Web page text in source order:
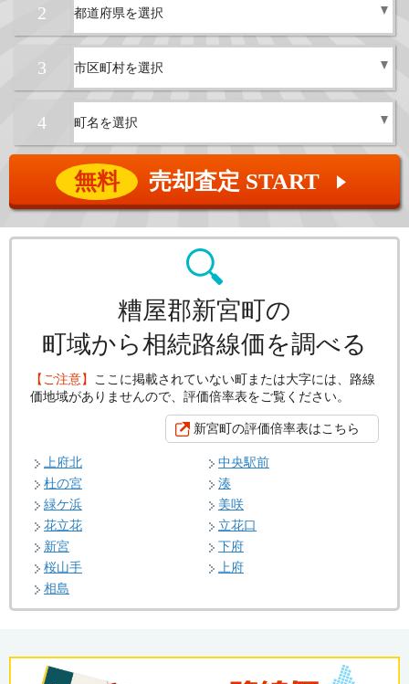
2
3
4
無料 売却査定 START ▲
糟屋郡新宮町の
町域から相続路線価を調べる
【ご注意】 ここに掲載されていない町または大字には、路線
価地域がありませんので、評価倍率表をご覧ください。
新宮町の評価倍率表はこちら
上府北
中央駅前
杜の宮
湊
緑ケ浜
美咲
花立花
立花口
新宮
下府
桜山手
上府
相島